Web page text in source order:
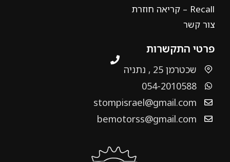
Recall – קריאה חוזרת
צור קשר
פרטי התקשרות
שכטרמן 25 , נתניה
054-2010588
stompisrael@gmail.com
bemotorss@gmail.com